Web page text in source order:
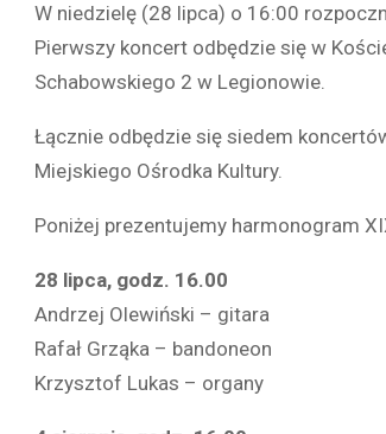
W niedzielę (28 lipca) o 16:00
Pierwszy koncert odbędzie się w
Schabowskiego 2 w Legionowie.
Łącznie odbędzie się siedem
Miejskiego Ośrodka Kultury.
Poniżej prezentujemy harmonogram
28 lipca, godz. 16.00
Andrzej Olewiński – gitara
Rafał Grząka – bandoneon
Krzysztof Lukas – organy